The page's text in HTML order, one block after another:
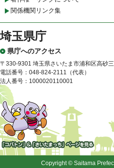
関係機関リンク集
埼玉県庁
県庁へのアクセス
〒330-9301 埼玉県さいたま市浦和区高砂
電話番号：048-824-2111（代表）
法人番号：1000020110001
「コバトン」&「さいたまっ
Copyright © Saitama